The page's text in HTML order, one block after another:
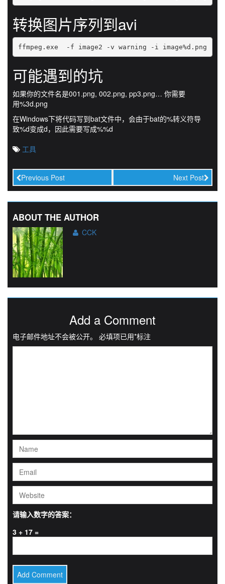
转换图片序列到avi
ffmpeg.exe  -f image2 -v warning -i image%d.png  -
可能遇到的坑
如果你的文件名是001.png, 002.png, pp3.png… 你需要
用%3d.png
在Windows下将代码写到bat文件中，会由于bat的%转义符导
致%d变成d，因此需要写成%%d
工具
Previous Post Next Post
ABOUT THE AUTHOR
CCK
Add a Comment
电子邮件地址不会被公开。 必填项已用*标注
请输入数字的答案：
3 + 17 =